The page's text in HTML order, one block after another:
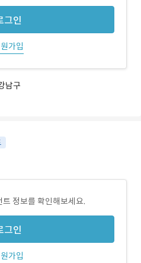
그인
가입
남구
정보를 확인해보세요.
그인
가입